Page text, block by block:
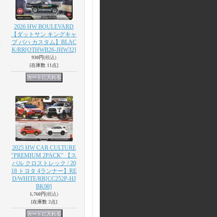
2026 HW BOULEVARD
【ダットサン キングキャ
ブ バハ カスタム】BLAC
K/RR[OTHWB26-JHW32]
930円(税込)
[在庫数 11点]
2025 HW CAR CULTURE
"PREMIUM 2PACK" 【ス
バル クロストレック / 20
18 トヨタ 4ランナー】RE
D/WHITE/RR[CC252P-HJ
BK98]
1,760円(税込)
[在庫数 2点]